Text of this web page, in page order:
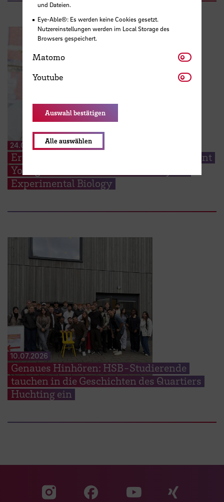
24.07.2026
Erfolg in Florenz: HSB-Doktorand gewinnt
Young Scientist Award der Society for
Experimental Biology
10.07.2026
Genaues Hinhören: HSB-Studierende
tauchen in die Geschichten des Quartiers
Huchting ein
Zu unserer Facebook
Zu
und Dateien.
Eye-Able®: Es werden keine Cookies gesetzt.
Nutzereinstellungen werden im Local Storage des
Browsers gespeichert.
Matomo Matomo
Youtube Youtube
Auswahl bestätigen
Alle auswählen